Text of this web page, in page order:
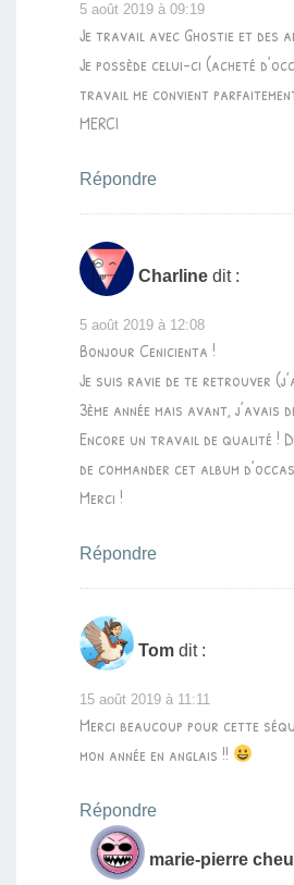
5 août 2019 à 09:19
Je travail avec Ghostie et des
Je possède celui-ci (acheté
travail me convient
MERCI
Répondre
Charline dit :
5 août 2019 à 12:08
Bonjour Cenicienta !
Je suis ravie de te retrouver
3ème année mais avant, j’avais
Encore un travail de qualité !
de commander cet album
Merci !
Répondre
Tom dit :
15 août 2019 à 11:11
Merci beaucoup pour cette
mon année en anglais !!
Répondre
marie-pierre